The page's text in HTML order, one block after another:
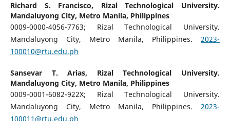
Richard S. Francisco, Rizal Technological University.
Mandaluyong City, Metro Manila, Philippines
0009-0000-4056-7763; Rizal Technological University.
Mandaluyong City, Metro Manila, Philippines.2023-
100010@rtu.edu.ph
Sansevar T. Arias, Rizal Technological University.
Mandaluyong City, Metro Manila, Philippines
0009-0001-6082-922X; Rizal Technological University.
Mandaluyong City, Metro Manila, Philippines.2023-
100011@rtu.edu.ph